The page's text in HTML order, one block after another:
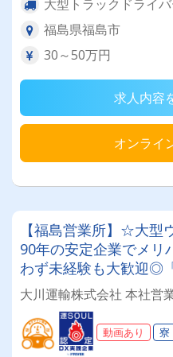
大型トラックドライ
福島県福島市
30～50万円
求人内容
オンライ
【福島営業所】☆大
90年の安定企業でメリ
わず未経験も大歓迎◎
職場認証制度」取得済
など福利厚生も充実♪♪
大川運輸株式会社 本社営
動画あり 寮